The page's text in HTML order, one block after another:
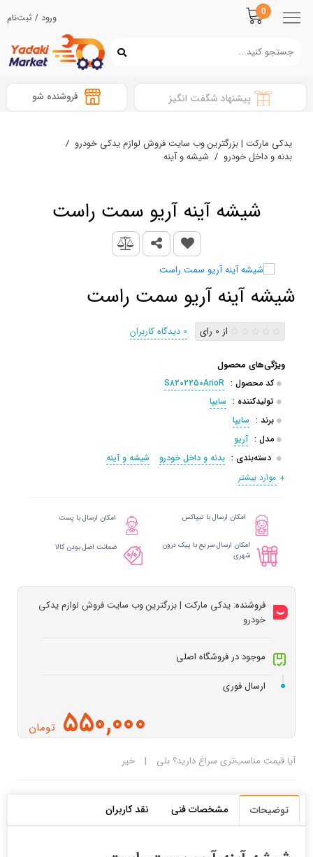
0 ورود / ثبت‌نام
پیشنهاد شگفت انگیز فروشنده شو
یدکی مارکت | بزرگترین وب سایت فروش لوازم یدکی خودرو /
بدنه و داخل خودرو / شیشه و آینه
شیشه آینه آریو سمت راست
شیشه آینه آریو سمت راست
از 0 رای 0 دیدگاه کاربران
ویژگی‌های محصول
کد محصول : S8202250ArioR
تولیدکننده : سایپا
برند : سایپا
مدل : آریو
دسته‌بندی : بدنه و داخل خودرو
شیشه و آینه
موارد بیشتر
امکان ارسال با تیپاکس امکان ارسال با پست
امکان ارسال سریع با پیک درون
شهری
ضمانت اصل بودن کالا
فروشنده: یدکی مارکت | بزرگترین وب سایت فروش لوازم یدکی
خودرو
موجود در فروشگاه اصلی
ارسال فوری
550,000 تومان
آیا قیمت مناسب‌تری سراغ دارید؟ بلی | خیر
توضیحات مشخصات فنی نقد کاربران